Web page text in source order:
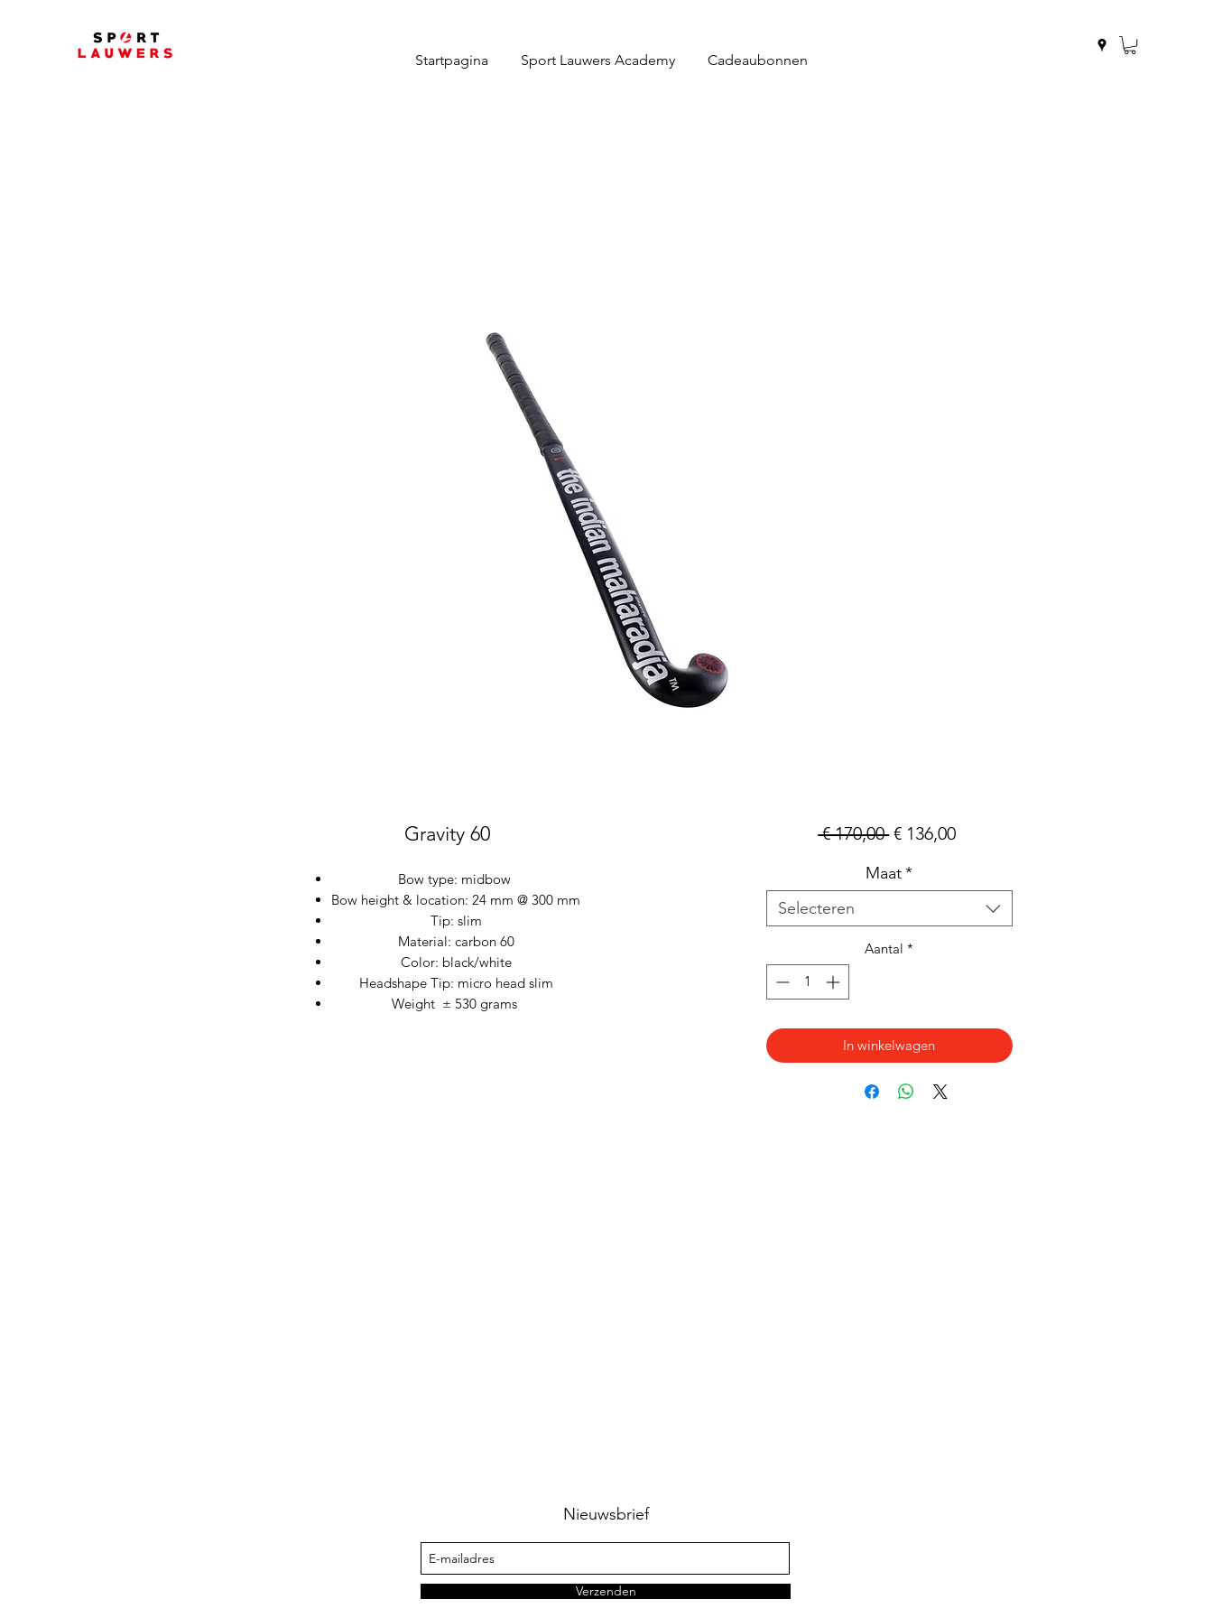
Startpagina Sport Lauwers Academy Cadeaubonnen
Gravity 60
Bow type: midbow
Bow height & location: 24 mm @ 300 mm
Tip: slim
Material: carbon 60
Color: black/white
Headshape Tip: micro head slim
Weight ± 530 grams
€ 170,00 Normale
€ 136,00Verkoopprijs
Maat*
Selecteren
Aantal *
In winkelwagen
Nieuwsbrief
Verzenden